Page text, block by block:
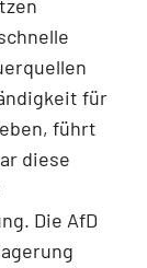
für
führt
diese
Die AfD